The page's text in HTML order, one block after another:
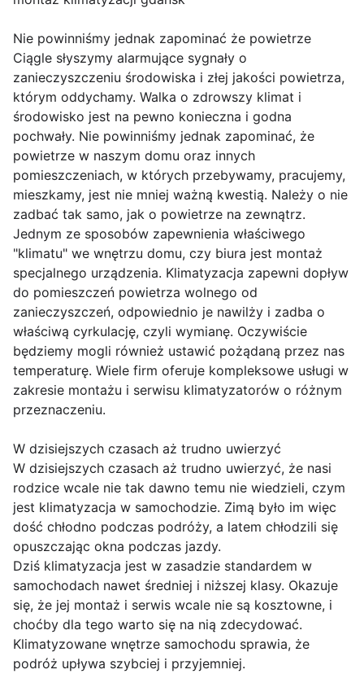
Nie powinniśmy jednak zapominać że powietrze
Ciągle słyszymy alarmujące sygnały o
zanieczyszczeniu środowiska i złej jakości powietrza,
którym oddychamy. Walka o zdrowszy klimat i
środowisko jest na pewno konieczna i godna
pochwały. Nie powinniśmy jednak zapominać, że
powietrze w naszym domu oraz innych
pomieszczeniach, w których przebywamy, pracujemy,
mieszkamy, jest nie mniej ważną kwestią. Należy o nie
zadbać tak samo, jak o powietrze na zewnątrz.
Jednym ze sposobów zapewnienia właściwego
"klimatu" we wnętrzu domu, czy biura jest montaż
specjalnego urządzenia. Klimatyzacja zapewni dopływ
do pomieszczeń powietrza wolnego od
zanieczyszczeń, odpowiednio je nawilży i zadba o
właściwą cyrkulację, czyli wymianę. Oczywiście
będziemy mogli również ustawić pożądaną przez nas
temperaturę. Wiele firm oferuje kompleksowe usługi w
zakresie montażu i serwisu klimatyzatorów o różnym
przeznaczeniu.
W dzisiejszych czasach aż trudno uwierzyć
W dzisiejszych czasach aż trudno uwierzyć, że nasi
rodzice wcale nie tak dawno temu nie wiedzieli, czym
jest klimatyzacja w samochodzie. Zimą było im więc
dość chłodno podczas podróży, a latem chłodzili się
opuszczając okna podczas jazdy.
Dziś klimatyzacja jest w zasadzie standardem w
samochodach nawet średniej i niższej klasy. Okazuje
się, że jej montaż i serwis wcale nie są kosztowne, i
choćby dla tego warto się na nią zdecydować.
Klimatyzowane wnętrze samochodu sprawia, że
podróż upływa szybciej i przyjemniej.